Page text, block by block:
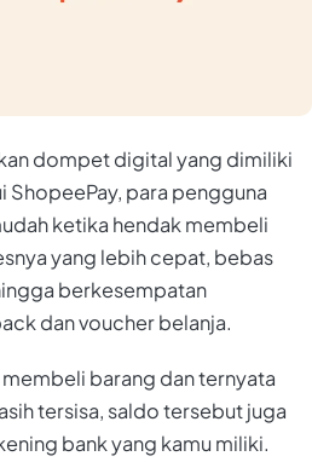
dompet digital yang dimiliki
ShopeePay, para pengguna
ketika hendak membeli
yang lebih cepat, bebas
berkesempatan
dan voucher belanja.
barang dan ternyata
tersisa, saldo tersebut juga
bank yang kamu miliki.